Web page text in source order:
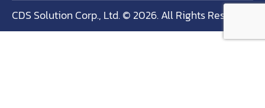
CDS Solution Corp., Ltd. © 2026. All Rights Reserved.